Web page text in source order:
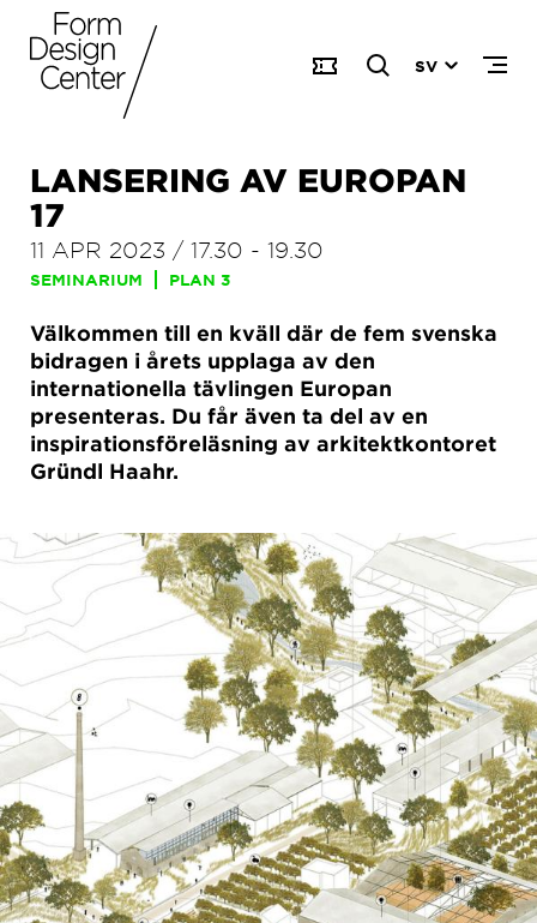
SV
LANSERING AV EUROPAN
17
11 APR 2023 / 17.30 - 19.30
SEMINARIUM PLAN 3
Välkommen till en kväll där de fem svenska
bidragen i årets upplaga av den
internationella tävlingen Europan
presenteras. Du får även ta del av en
inspirationsföreläsning av arkitektkontoret
Gründl Haahr.